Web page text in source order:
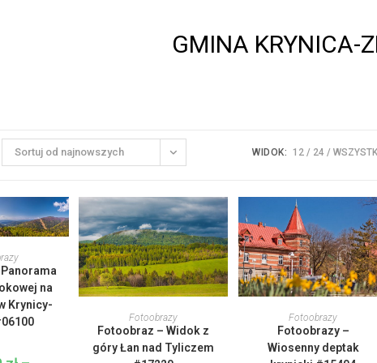
GMINA KRYNICA-
Sortuj od najnowszych WIDOK: 12 24
Opcje
produktu
na
Krynicy-
WYBIERZ OPCJE
produkt
ma
wiele
wariantów.
Opcje
Fotoobrazy
Fotoobraz – Widok z
góry Łan nad Tyliczem
WYBIERZ OPCJE
produkt
ma
wiele
wariantów.
Opcje
Fotoobrazy
Fotoobrazy –
Wiosenny deptak